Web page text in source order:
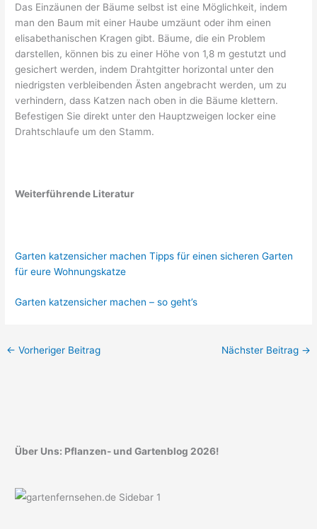
Das Einzäunen der Bäume selbst ist eine Möglichkeit, indem
man den Baum mit einer Haube umzäunt oder ihm einen
elisabethanischen Kragen gibt. Bäume, die ein Problem
darstellen, können bis zu einer Höhe von 1,8 m gestutzt und
gesichert werden, indem Drahtgitter horizontal unter den
niedrigsten verbleibenden Ästen angebracht werden, um zu
verhindern, dass Katzen nach oben in die Bäume klettern.
Befestigen Sie direkt unter den Hauptzweigen locker eine
Drahtschlaufe um den Stamm.
Weiterführende Literatur
Garten katzensicher machen Tipps für einen sicheren Garten
für eure Wohnungskatze
Garten katzensicher machen – so geht’s
← Vorheriger Beitrag Nächster Beitrag →
Über Uns: Pflanzen- und Gartenblog 2026!